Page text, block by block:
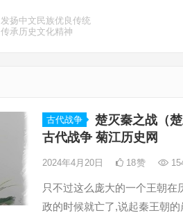
发扬中文民族优良传统
传承历史文化精神
古代战争
楚灭秦之战（
古代战争 菊江历史网
2024年4月20日 18赞
只不过这么庞大的一个王朝
政的时候就亡了,说起秦王朝